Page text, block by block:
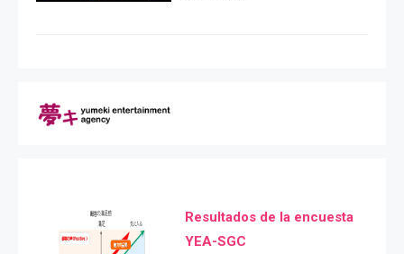
Resultados de la encuesta
YEA-SGC